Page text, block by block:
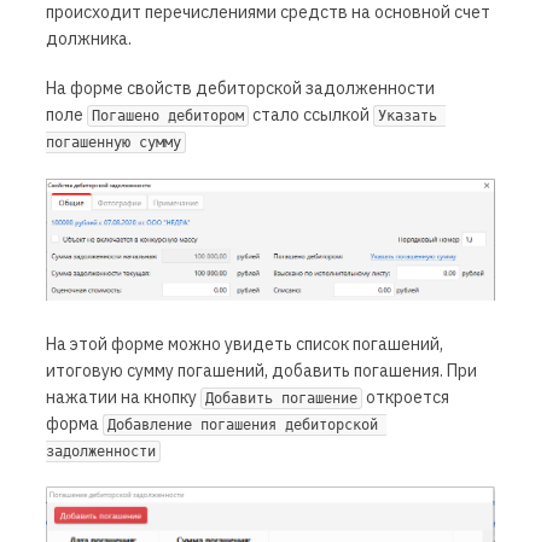
происходит перечислениями средств на основной счет
должника.
На форме свойств дебиторской задолженности
поле
Погашено дебитором стало ссылкой Указать
погашенную сумму
На этой форме можно увидеть список погашений,
итоговую сумму погашений, добавить погашения. При
нажатии на кнопку Добавить погашение откроется
форма Добавление погашения дебиторской
задолженности